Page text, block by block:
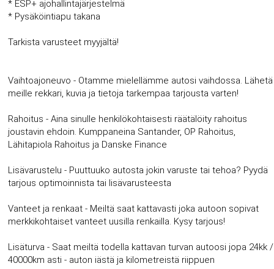
* ESP+ ajohallintajärjestelmä
* Pysäköintiapu takana
Tarkista varusteet myyjältä!
Vaihtoajoneuvo - Otamme mielellämme autosi vaihdossa. Lähetä
meille rekkari, kuvia ja tietoja tarkempaa tarjousta varten!
Rahoitus - Aina sinulle henkilökohtaisesti räätälöity rahoitus
joustavin ehdoin. Kumppaneina Santander, OP Rahoitus,
Lähitapiola Rahoitus ja Danske Finance
Lisävarustelu - Puuttuuko autosta jokin varuste tai tehoa? Pyydä
tarjous optimoinnista tai lisävarusteesta
Vanteet ja renkaat - Meiltä saat kattavasti joka autoon sopivat
merkkikohtaiset vanteet uusilla renkailla. Kysy tarjous!
Lisäturva - Saat meiltä todella kattavan turvan autoosi jopa 24kk /
40000km asti - auton iästä ja kilometreistä riippuen